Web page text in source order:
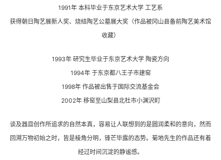
1991年 本科毕业于东京艺术大学 工艺系
获得朝日陶艺展新人奖、烧结陶艺公墓展大奖（作品被冈山县备前陶艺美术馆
收藏）
1993年 研究生毕业于东京艺术大学 陶瓷方向
1994年 于东京都八王子市建窑
1998年 作品被出售于国际交流基金会
2002年 移窑至山梨县北杜市小渊沢町
谈及器皿创作所追求的自然本真，容易让人联想到的是圆润柔和的意向，然而
回溯万物初始之时，皆是棱角分明，锋芒毕露的态势。菊地先生的作品还有着
经过时间沉淀的静谧感。